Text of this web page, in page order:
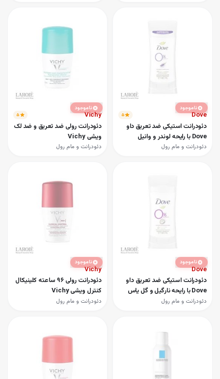
ناموجود
Dove ۵
دئودرانت استیکی ضد تعریق داو
Dove با رایحه لوندر و وانیل
دئودرانت و مام رول
ناموجود
Vichy ۵
دئودرانت رولی ضد تعریق و ضد لک
ویشی Vichy
دئودرانت و مام رول
ناموجود
Dove
دئودرانت استیکی ضد تعریق داو
Dove با رایحه نارگیل و گل یاس
دئودرانت و مام رول
ناموجود
Vichy
دئودرانت رولی 96 ساعته کلینیکال
کنترل ویشی Vichy
دئودرانت و مام رول